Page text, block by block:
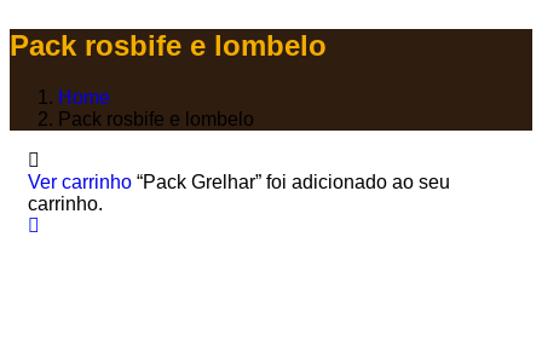
Pack rosbife e lombelo
Home
Pack rosbife e lombelo
Ver carrinho “Pack Grelhar” foi adicionado ao seu
carrinho.